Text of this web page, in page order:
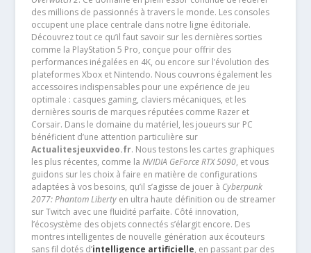
des millions de passionnés à travers le monde. Les consoles
occupent une place centrale dans notre ligne éditoriale.
Découvrez tout ce qu’il faut savoir sur les dernières sorties
comme la PlayStation 5 Pro, conçue pour offrir des
performances inégalées en 4K, ou encore sur l’évolution des
plateformes Xbox et Nintendo. Nous couvrons également les
accessoires indispensables pour une expérience de jeu
optimale : casques gaming, claviers mécaniques, et les
dernières souris de marques réputées comme Razer et
Corsair. Dans le domaine du matériel, les joueurs sur PC
bénéficient d’une attention particulière sur
Actualitesjeuxvideo.fr. Nous testons les cartes graphiques
les plus récentes, comme la NVIDIA GeForce RTX 5090, et vous
guidons sur les choix à faire en matière de configurations
adaptées à vos besoins, qu’il s’agisse de jouer à Cyberpunk
2077: Phantom Libertyen ultra haute définition ou de streamer
sur Twitch avec une fluidité parfaite. Côté innovation,
l’écosystème des objets connectés s’élargit encore. Des
montres intelligentes de nouvelle génération aux écouteurs
sans fil dotés d’intelligence artificielle, en passant par des